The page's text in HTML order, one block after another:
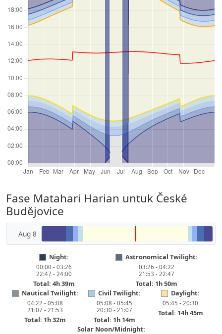
Fase Matahari Harian untuk České
Budějovice
Aug 8
Night:
00:00 - 03:26
22:47 - 24:00
Total: 4h 39m
Astronomical Twilight:
03:26 - 04:22
21:53 - 22:47
Total: 1h 50m
Nautical Twilight:
04:22 - 05:08
21:07 - 21:53
Total: 1h 32m
Civil Twilight:
05:08 - 05:45
20:30 - 21:07
Total: 1h 14m
Daylight:
05:45 - 20:30
Total: 14h 45m
Solar Noon/Midnight: